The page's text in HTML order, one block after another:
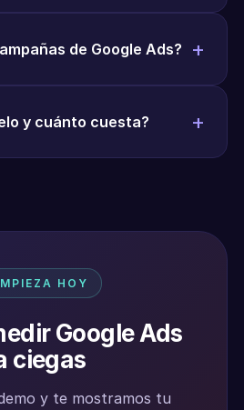
de Google Ads?
y cuánto cuesta?
HOY
Google Ads
ciegas
y te mostramos tu